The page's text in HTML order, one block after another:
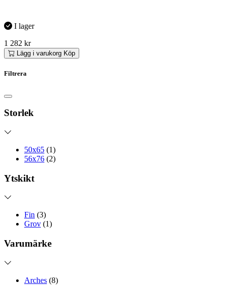
I lager
1 282 kr
Lägg i varukorg Köp
Filtrera
Storlek
50x65 (1)
56x76 (2)
Ytskikt
Fin (3)
Grov (1)
Varumärke
Arches (8)